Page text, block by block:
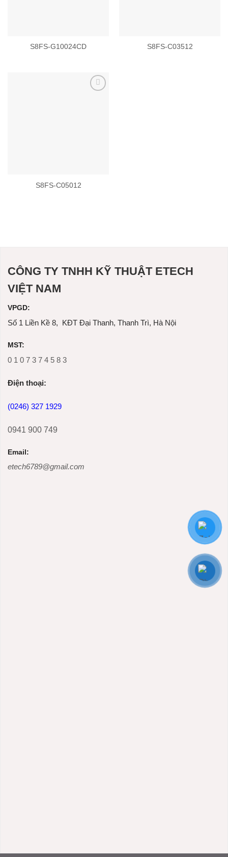
S8FS-G10024CD S8FS-C03512
S8FS-C05012
CÔNG TY TNHH KỸ THUẬT ETECH
VIỆT NAM
VPGD:
Số 1 Liền Kề 8, KĐT Đại Thanh, Thanh Trì, Hà Nội
MST:
0 1 0 7 3 7 4 5 8 3
Ðiện thoại:
(0246) 327 1929
0941 900 749
Email:
etech6789@gmail.com